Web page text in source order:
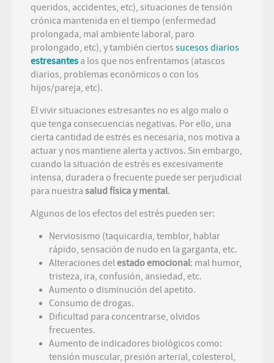
queridos, accidentes, etc), situaciones de tensión
crónica mantenida en el tiempo (enfermedad
prolongada, mal ambiente laboral, paro
prolongado, etc), y también ciertos sucesos diarios
estresantes a los que nos enfrentamos (atascos
diarios, problemas económicos o con los
hijos/pareja, etc).
El vivir situaciones estresantes no es algo malo o
que tenga consecuencias negativas. Por ello, una
cierta cantidad de estrés es necesaria, nos motiva a
actuar y nos mantiene alerta y activos. Sin embargo,
cuando la situación de estrés es excesivamente
intensa, duradera o frecuente puede ser perjudicial
para nuestra salud física y mental.
Algunos de los efectos del estrés pueden ser:
Nerviosismo (taquicardia, temblor, hablar
rápido, sensación de nudo en la garganta, etc.
Alteraciones delestado emocional: mal humor,
tristeza, ira, confusión, ansiedad, etc.
Aumento o disminución del apetito.
Consumo de drogas.
Dificultad para concentrarse, olvidos
frecuentes.
Aumento de indicadores biológicos como:
tensión muscular, presión arterial, colesterol,